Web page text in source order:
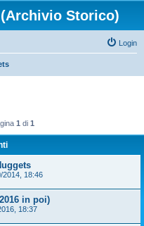
Storico)
Login
1 di 1
2014, 18:46
in poi)
18:37